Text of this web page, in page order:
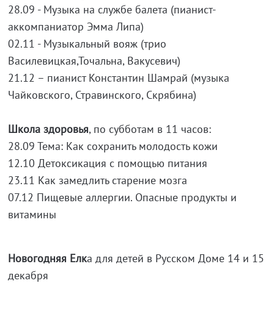
28.09 - Музыка на службе балета (пианист-
аккомпаниатор Эмма Липа)
02.11 - Музыкальный вояж (трио
Василевицкая,Точальна, Вакусевич)
21.12 – пианист Константин Шамрай (музыка
Чайковского, Стравинского, Скрябина)
Школа здоровья, по субботам в 11 часов:
28.09 Тема: Как сохранить молодость кожи
12.10 Детоксикация с помощью питания
23.11 Как замедлить старение мозга
07.12 Пищевые аллергии. Опасные продукты и
витамины
Новогодняя Елка для детей в Русском Доме 14 и 15
декабря